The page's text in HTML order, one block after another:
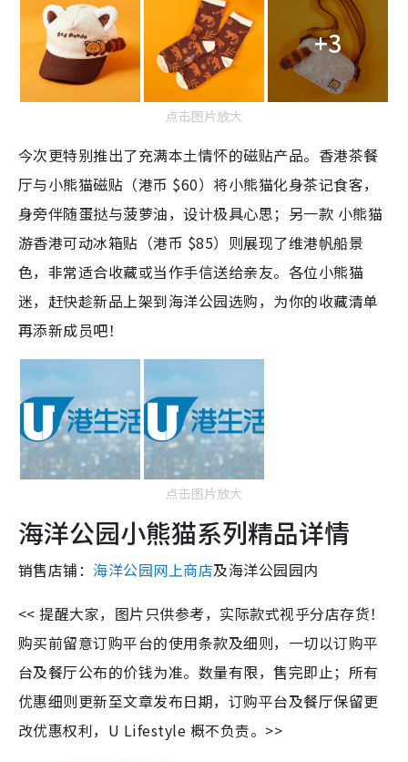
+3
点击图片放大
今次更特别推出了充满本土情怀的磁贴产品。香港茶餐
厅与小熊猫磁贴（港币 $60）将小熊猫化身茶记食客，
身旁伴随蛋挞与菠萝油，设计极具心思；另一款 小熊猫
游香港可动冰箱贴（港币 $85）则展现了维港帆船景
色，非常适合收藏或当作手信送给亲友。各位小熊猫
迷，赶快趁新品上架到海洋公园选购，为你的收藏清单
再添新成员吧！
点击图片放大
海洋公园小熊猫系列精品详情
销售店铺： 海洋公园网上商店及海洋公园园内
<< 提醒大家，图片只供参考，实际款式视乎分店存货！
购买前留意订购平台的使用条款及细则，一切以订购平
台及餐厅公布的价钱为准。数量有限，售完即止；所有
优惠细则更新至文章发布日期，订购平台及餐厅保留更
改优惠权利，U Lifestyle 概不负责。>>